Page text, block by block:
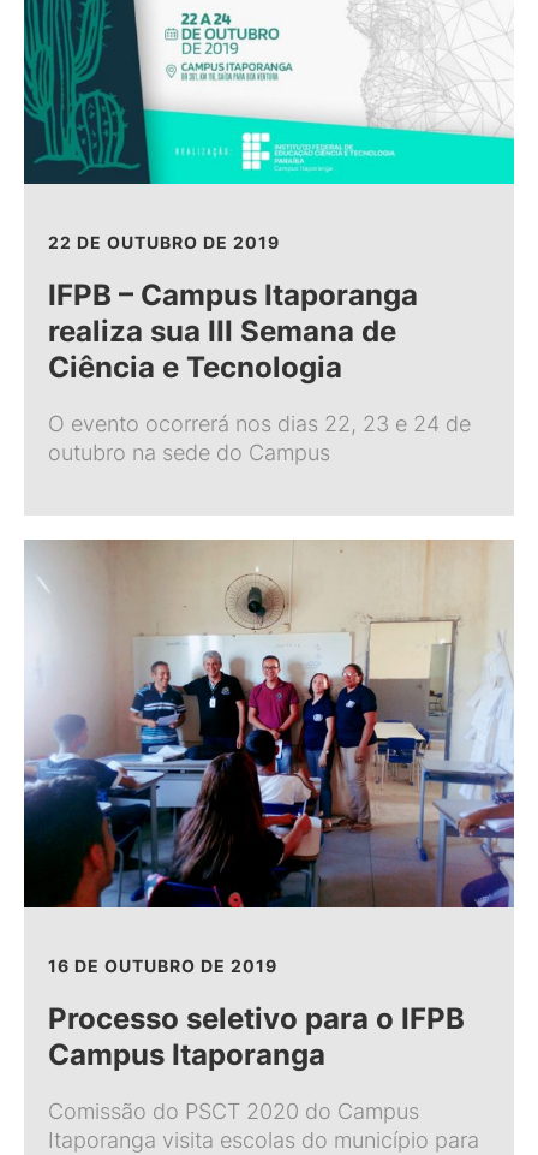
22 DE OUTUBRO DE 2019
IFPB – Campus Itaporanga
realiza sua III Semana de
Ciência e Tecnologia
O evento ocorrerá nos dias 22, 23 e 24 de
outubro na sede do Campus
16 DE OUTUBRO DE 2019
Processo seletivo para o IFPB
Campus Itaporanga
Comissão do PSCT 2020 do Campus
Itaporanga visita escolas do município para